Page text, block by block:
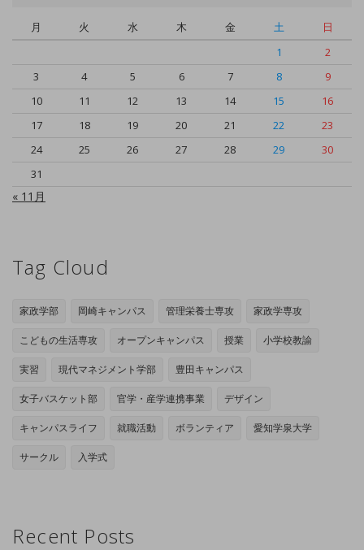
月 火 水 木 金 土
日
1
2
3
4 5 6 7 8
9
10
11 12 13 14 15
16
17
18 19 20 21 22
23
24
25 26 27 28 29
30
31
« 11月
Tag Cloud
家政学部 岡崎キャンパス 管理栄養士専攻 家政学専攻
こどもの生活専攻 オープンキャンパス 授業 小学校教諭
実習 現代マネジメント学部 豊田キャンパス
女子バスケット部 官学・産学連携事業 デザイン
キャンパスライフ 就職活動 ボランティア 愛知学泉大学
サークル 入学式
Recent Posts